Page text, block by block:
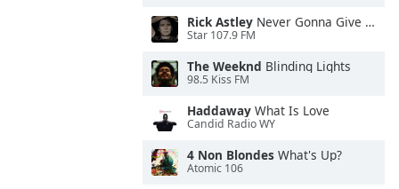
Rick Astley Never Gonna Give You Up
Star 107.9 FM
The Weeknd Blinding Lights
98.5 Kiss FM
Haddaway What Is Love
Candid Radio WY
4 Non Blondes What's Up?
Atomic 106